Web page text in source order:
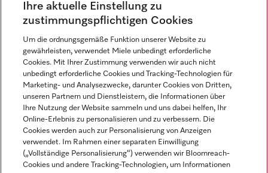
Alle Miele Experience Center anzeigen
Newsletter
Miele auf Instagram
Miele auf Facebook
Miele auf Youtube
Ihre aktuelle Einstellung zu
zustimmungspflichtigen Cookies
Um die ordnungsgemäße Funktion unserer Website zu
gewährleisten, verwendet Miele unbedingt erforderliche
Cookies. Mit Ihrer Zustimmung verwenden wir auch nicht
unbedingt erforderliche Cookies und Tracking-Technologien für
Marketing- und Analysezwecke, darunter Cookies von Dritten,
unseren Partnern und Dienstleistern, die Informationen über
Ihre Nutzung der Website sammeln und uns dabei helfen, Ihr
Online-Erlebnis zu personalisieren und zu verbessern. Die
Cookies werden auch zur Personalisierung von Anzeigen
verwendet. Im Rahmen einer separaten Einwilligung
(„Vollständige Personalisierung“) verwenden wir Bloomreach-
Cookies und andere Tracking-Technologien, um Informationen